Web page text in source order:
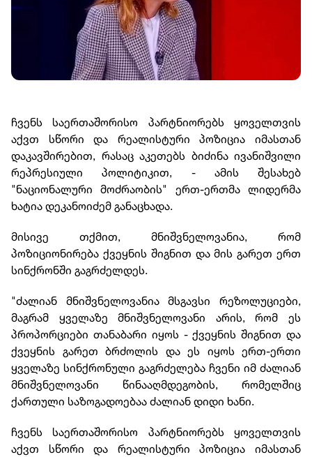
ჩვენს საერთაშორისო პარტნიორებს ყოველთვის
აქვთ სწორი და რეალისტური პოზიცია იმასთან
დაკავშირებით, რასაც აკეთებს ბიძინა ივანიშვილი
რეპრესიული პოლიტიკით, - ამის შესახებ
"ნაციონალური მოძრაობის" ერთ-ერთმა ლიდერმა
ხატია დეკანოიძემ განაცხადა.
მისივე თქმით, მნიშვნელოვანია, რომ
პოზიციონირება ქვეყნის შიგნით და მის გარეთ ერთ
სინქრონში გაგრძელდეს.
"ძალიან მნიშვნელოვანია მსგავსი რეზოლუციები,
მაგრამ ყველაზე მნიშვნელოვანი არის, რომ ეს
პროპორციები თანაბარი იყოს - ქვეყნის შიგნით და
ქვეყნის გარეთ ბრძოლის და ეს იყოს ერთ-ერთი
ყველაზე სინქრონული გაგრძელება ჩვენი იმ ძალიან
მნიშვნელოვანი წინააღმდეგობის, რომელშიც
ქართული საზოგადოებაა ძალიან დიდი ხანი.
ჩვენს საერთაშორისო პარტნიორებს ყოველთვის
აქვთ სწორი და რეალისტური პოზიცია იმასთან